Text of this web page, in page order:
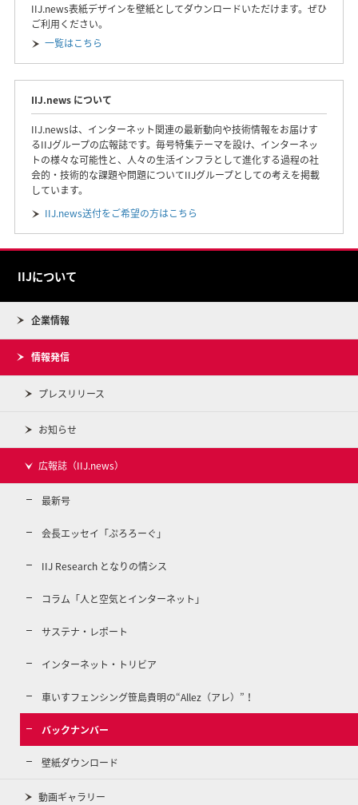
IIJ.news表紙デザインを壁紙としてダウンロードいただけます。ぜひ
ご利用ください。
一覧はこちら
IIJ.news について
IIJ.newsは、インターネット関連の最新動向や技術情報をお届けす
るIIJグループの広報誌です。毎号特集テーマを設け、インターネッ
トの様々な可能性と、人々の生活インフラとして進化する過程の社
会的・技術的な課題や問題についてIIJグループとしての考えを掲載
しています。
IIJ.news送付をご希望の方はこちら
IIJについて
企業情報
情報発信
プレスリリース
お知らせ
広報誌（IIJ.news）
最新号
会長エッセイ「ぷろろーぐ」
IIJ Research となりの情シス
コラム「人と空気とインターネット」
サステナ・レポート
インターネット・トリビア
車いすフェンシング笹島貴明の“Allez（アレ）”！
バックナンバー
壁紙ダウンロード
動画ギャラリー